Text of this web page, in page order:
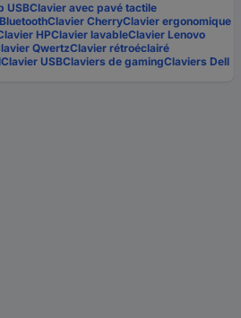
USBClavier avec pavé tactile
Clavier CherryClavier ergonomique
HPClavier lavableClavier Lenovo
QwertzClavier rétroéclairé
Clavier USBClaviers de gamingClaviers Dell